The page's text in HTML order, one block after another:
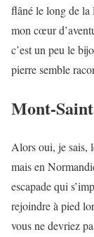
flâné le long de la
mon cœur
c’est un peu le
pierre semble
Mont-
Alors oui, je sais,
mais en
escapade qui
rejoindre à pied
vous ne devriez